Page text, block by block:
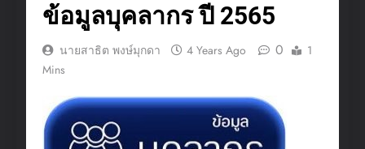
ข้อมูลบุคลากร ปี 2565
นายสาธิต พงษ์มุกดา 4 Years Ago 0
1
Mins